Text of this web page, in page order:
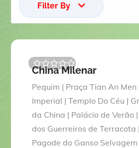
Filter By
0
u
o
f
5
China Milenar
Pequim | Praça Tian An Men
Imperial | Templo Do Céu |
da China | Palácio de Verão
dos Guerreiros de Terracota
Pagode do Ganso